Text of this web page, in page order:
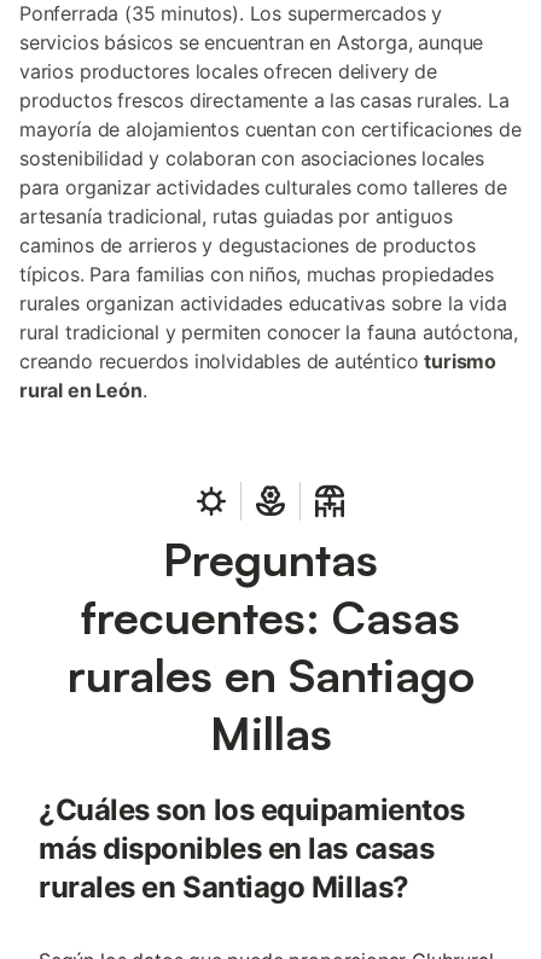
Ponferrada (35 minutos). Los supermercados y
servicios básicos se encuentran en Astorga, aunque
varios productores locales ofrecen delivery de
productos frescos directamente a las casas rurales. La
mayoría de alojamientos cuentan con certificaciones de
sostenibilidad y colaboran con asociaciones locales
para organizar actividades culturales como talleres de
artesanía tradicional, rutas guiadas por antiguos
caminos de arrieros y degustaciones de productos
típicos. Para familias con niños, muchas propiedades
rurales organizan actividades educativas sobre la vida
rural tradicional y permiten conocer la fauna autóctona,
creando recuerdos inolvidables de auténticoturismo
rural en León.
Preguntas
frecuentes: Casas
rurales en Santiago
Millas
¿Cuáles son los equipamientos
más disponibles en las casas
rurales en Santiago Millas?